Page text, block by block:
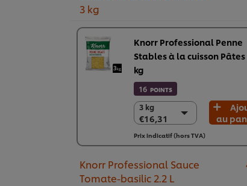
3 kg
Knorr Professional Penne
Stables à la cuisson Pâtes
kg
16 POINTS
3 kg
€16,31
3 kg
€16,31
4 (x 3 kg)
€65,25
au
Prix indicatif (hors TVA)
Knorr Professional Sauce
Tomate-basilic 2.2 L